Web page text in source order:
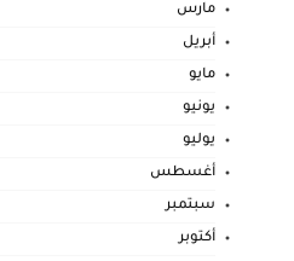
مارس
أبريل
مايو
يونيو
يوليو
أغسطس
سبتمبر
أكتوبر